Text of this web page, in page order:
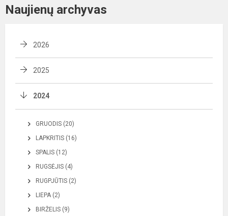
Naujienų archyvas
2026
2025
2024
GRUODIS (20)
LAPKRITIS (16)
SPALIS (12)
RUGSĖJIS (4)
RUGPJŪTIS (2)
LIEPA (2)
BIRŽELIS (9)